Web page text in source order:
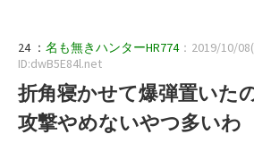
24 ： 名も無きハンターHR774：2019/10/
ID:dwB5E84l.net
折角寝かせて爆弾置いた
攻撃やめないやつ多いわ